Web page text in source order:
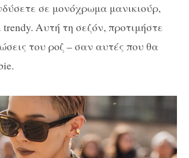
σε μονόχρωμα μανικιούρ,
trendy. Aυτή τη σεζόν, προτιμήστε
του ροζ – σαν αυτές που θα